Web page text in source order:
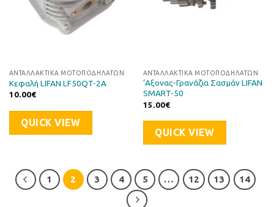
ΑΝΤΑΛΛΑΚΤΙΚΆ ΜΟΤΟΠΟΔΗΛΆΤΩΝ
Κεφαλή LIFAN LF50QT-2A
10.00€
QUICK VIEW
ΑΝΤΑΛΛΑΚΤΙΚΆ ΜΟΤΟΠΟΔΗΛΆΤΩΝ
‘Αξονας-Γρανάζια Σασμάν LIFAN
SMART-50
15.00€
QUICK VIEW
1 2 3 4 5 … 12 13 14